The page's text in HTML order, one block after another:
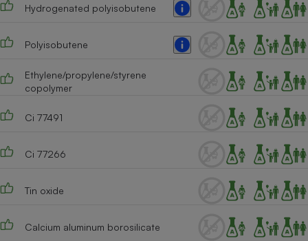
Hydrogenated polyisobutene
Polyisobutene
Ethylene/propylene/styrene
copolymer
Ci 77491
Ci 77266
Tin oxide
Calcium aluminum borosilicate